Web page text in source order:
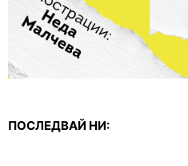
ПОСЛЕДВАЙ НИ: